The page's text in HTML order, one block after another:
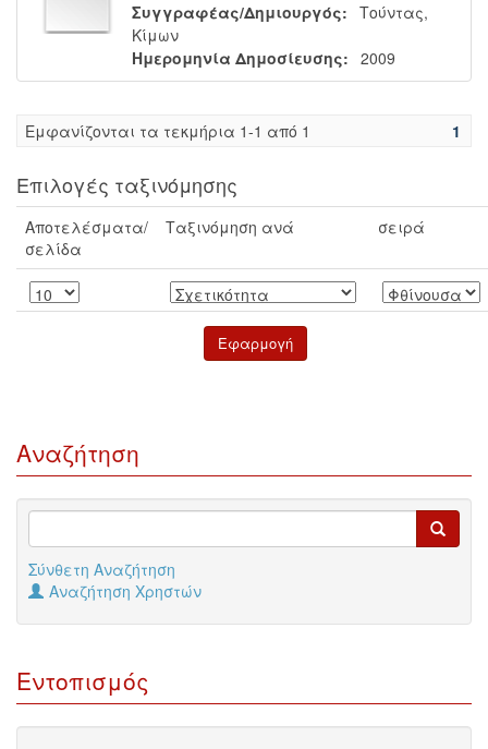
Συγγραφέας/Δημιουργός: Τούντας,
Κίμων
Ημερομηνία Δημοσίευσης: 2009
Eμφανίζονται τα τεκμήρια 1-1 από 1 1
Επιλογές ταξινόμησης
Αποτελέσματα/
σελίδα
Ταξινόμηση ανά σειρά
Αναζήτηση
Σύνθετη Αναζήτηση
Αναζήτηση Χρηστών
Εντοπισμός